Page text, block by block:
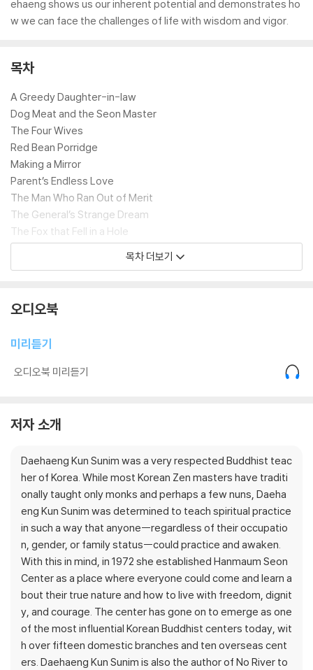
ehaeng shows us our inherent potential and demonstrates ho
w we can face the challenges of life with wisdom and vigor.
목차
A Greedy Daughter-in-law
Dog Meat and the Seon Master
The Four Wives
Red Bean Porridge
Making a Mirror
Parent’s Endless Love
The Man Who Ran Out of Merit
The General’s Strange Dream
The Fox that Fell in a Hole
The Man Who Became a Cow
Wonhyo’s Awakening
Letting Go
Like a Centipede
The Same Dream
The Good-for-nothing Son
Even a Tree Understands Gratitude
The Pure-hearted Sculptor
The Scholar and the Regent
Bodhidharma’s Sandal
It’s Hard to Say
Mother-in-law Saves the Family
The Man with Two Sets of Parents
The King and the Blacksmith
The Examination
Carrying a Sheep on Your Shoulders
True Giving
목차 더보기
오디오북
미리듣기
오디오북 미리듣기
저자 소개
Daehaeng Kun Sunim was a very respected Buddhist teac
her of Korea. While most Korean Zen masters have traditi
onally taught only monks and perhaps a few nuns, Daeha
eng Kun Sunim was determined to teach spiritual practice
in such a way that anyone--regardless of their occupatio
n, gender, or family status--could practice and awaken.
With this in mind, in 1972 she established Hanmaum Seon
Center as a place where everyone could come and learn a
bout their true nature and how to live with freedom, dignit
y, and courage. The center has gone on to emerge as one
of the most influential Korean Buddhist centers today, wit
h over fifteen domestic branches and ten overseas cent
ers. Daehaeng Kun Sunim is also the author of No River to